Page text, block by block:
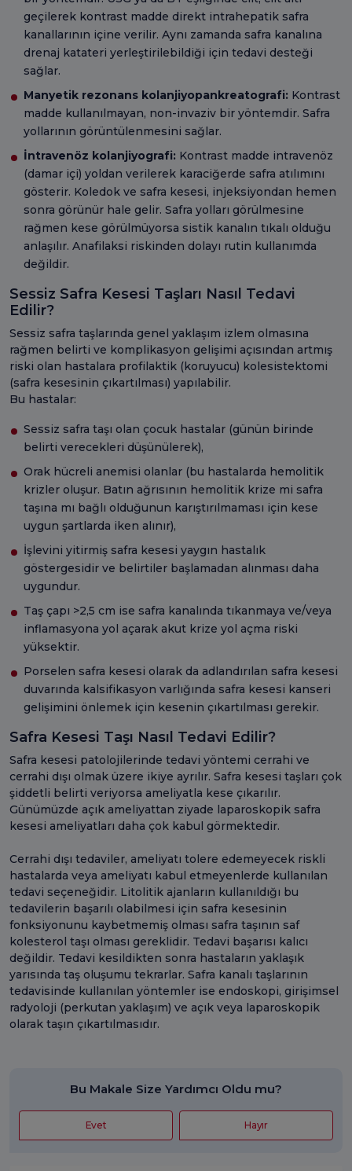
geçilerek kontrast madde direkt intrahepatik safra
kanallarının içine verilir. Aynı zamanda safra kanalına
drenaj katateri yerleştirilebildiği için tedavi desteği
sağlar.
Manyetik rezonans kolanjiyopankreatografi: Kontrast
madde kullanılmayan, non-invaziv bir yöntemdir. Safra
yollarının görüntülenmesini sağlar.
İntravenöz kolanjiyografi: Kontrast madde intravenöz
(damar içi) yoldan verilerek karaciğerde safra atılımını
gösterir. Koledok ve safra kesesi, injeksiyondan hemen
sonra görünür hale gelir. Safra yolları görülmesine
rağmen kese görülmüyorsa sistik kanalın tıkalı olduğu
anlaşılır. Anafilaksi riskinden dolayı rutin kullanımda
değildir.
Sessiz Safra Kesesi Taşları Nasıl Tedavi
Edilir?
Sessiz safra taşlarında genel yaklaşım izlem olmasına
rağmen belirti ve komplikasyon gelişimi açısından artmış
riski olan hastalara profilaktik (koruyucu) kolesistektomi
(safra kesesinin çıkartılması) yapılabilir.
Bu hastalar:
Sessiz safra taşı olan çocuk hastalar (günün birinde
belirti verecekleri düşünülerek),
Orak hücreli anemisi olanlar (bu hastalarda hemolitik
krizler oluşur. Batın ağrısının hemolitik krize mi safra
taşına mı bağlı olduğunun karıştırılmaması için kese
uygun şartlarda iken alınır),
İşlevini yitirmiş safra kesesi yaygın hastalık
göstergesidir ve belirtiler başlamadan alınması daha
uygundur.
Taş çapı >2,5 cm ise safra kanalında tıkanmaya ve/veya
inflamasyona yol açarak akut krize yol açma riski
yüksektir.
Porselen safra kesesi olarak da adlandırılan safra kesesi
duvarında kalsifikasyon varlığında safra kesesi kanseri
gelişimini önlemek için kesenin çıkartılması gerekir.
Safra Kesesi Taşı Nasıl Tedavi Edilir?
Safra kesesi patolojilerinde tedavi yöntemi cerrahi ve
cerrahi dışı olmak üzere ikiye ayrılır. Safra kesesi taşları çok
şiddetli belirti veriyorsa ameliyatla kese çıkarılır.
Günümüzde açık ameliyattan ziyade laparoskopik safra
kesesi ameliyatları daha çok kabul görmektedir.
Cerrahi dışı tedaviler, ameliyatı tolere edemeyecek riskli
hastalarda veya ameliyatı kabul etmeyenlerde kullanılan
tedavi seçeneğidir. Litolitik ajanların kullanıldığı bu
tedavilerin başarılı olabilmesi için safra kesesinin
fonksiyonunu kaybetmemiş olması safra taşının saf
kolesterol taşı olması gereklidir. Tedavi başarısı kalıcı
değildir. Tedavi kesildikten sonra hastaların yaklaşık
yarısında taş oluşumu tekrarlar. Safra kanalı taşlarının
tedavisinde kullanılan yöntemler ise endoskopi, girişimsel
radyoloji (perkutan yaklaşım) ve açık veya laparoskopik
olarak taşın çıkartılmasıdır.
Bu Makale Size Yardımcı Oldu mu?
Evet Hayır